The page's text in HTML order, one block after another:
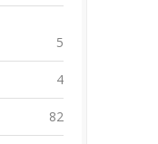
5
4
82